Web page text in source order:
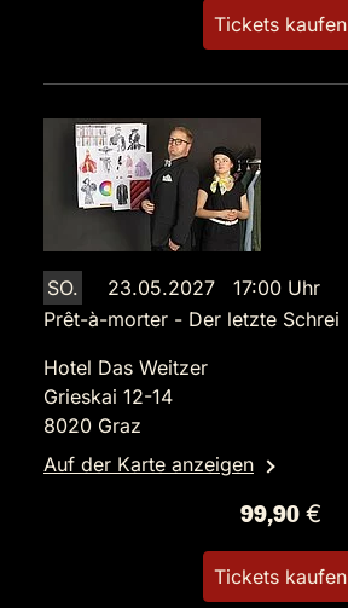
Tickets kaufen
SO.
23.05.2027 17:00 Uhr
Prêt-à-morter - Der letzte Schrei
Hotel Das Weitzer
Grieskai 12-14
8020 Graz
Auf der Karte anzeigen
99,90 €
Tickets kaufen